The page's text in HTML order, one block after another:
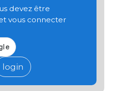
devez être
vous connecter
login